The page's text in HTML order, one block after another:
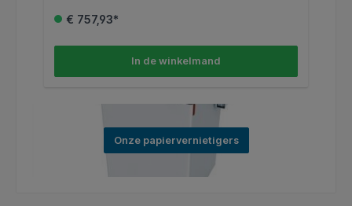
€ 757,93*
In de winkelmand
Onze papiervernietigers